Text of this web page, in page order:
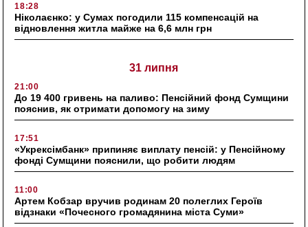
18:28
Ніколаєнко: у Сумах погодили 115 компенсацій на
відновлення житла майже на 6,6 млн грн
31 липня
21:00
До 19 400 гривень на паливо: Пенсійний фонд Сумщини
пояснив, як отримати допомогу на зиму
17:51
«Укрексімбанк» припиняє виплату пенсій: у Пенсійному
фонді Сумщини пояснили, що робити людям
11:00
Артем Кобзар вручив родинам 20 полеглих Героїв
відзнаки «Почесного громадянина міста Суми»